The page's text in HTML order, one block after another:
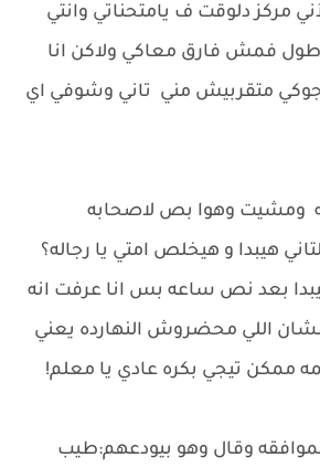
مركز دلوقت ف يامتحناتي وانتي
طول فمش فارق معاكي ولاكن انا
متقربيش مني تاني وشوفي اي
ومشيت وهوا بص لاصحابه
هيبدا و هيخلص امتي يا رجاله؟
بعد نص ساعه بس انا عرفت انه
اللي محضروش النهارده يعني
ممكن تيجي بكره عادي يا معلم!
وقال وهو بيودعهم:طيب